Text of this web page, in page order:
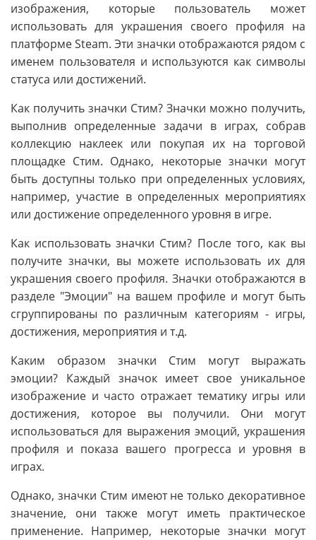
изображения, которые пользователь может
использовать для украшения своего профиля на
платформе Steam. Эти значки отображаются рядом с
именем пользователя и используются как символы
статуса или достижений.
Как получить значки Стим? Значки можно получить,
выполнив определенные задачи в играх, собрав
коллекцию наклеек или покупая их на торговой
площадке Стим. Однако, некоторые значки могут
быть доступны только при определенных условиях,
например, участие в определенных мероприятиях
или достижение определенного уровня в игре.
Как использовать значки Стим? После того, как вы
получите значки, вы можете использовать их для
украшения своего профиля. Значки отображаются в
разделе "Эмоции" на вашем профиле и могут быть
сгруппированы по различным категориям - игры,
достижения, мероприятия и т.д.
Каким образом значки Стим могут выражать
эмоции? Каждый значок имеет свое уникальное
изображение и часто отражает тематику игры или
достижения, которое вы получили. Они могут
использоваться для выражения эмоций, украшения
профиля и показа вашего прогресса и уровня в
играх.
Однако, значки Стим имеют не только декоративное
значение, они также могут иметь практическое
применение. Например, некоторые значки могут